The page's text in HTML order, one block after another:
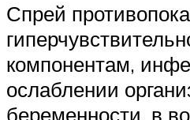
Спрей
компонентам,
ослаблении
беременности, в